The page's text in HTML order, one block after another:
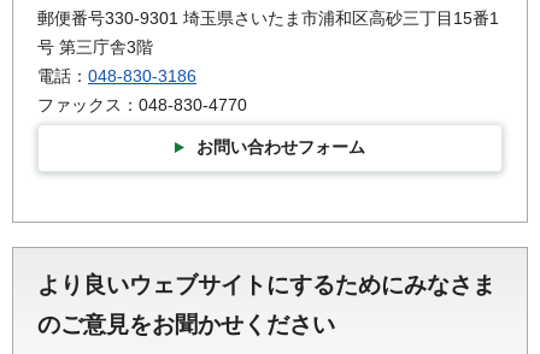
郵便番号330-9301 埼玉県さいたま市浦和区高砂三丁目15番1
号 第三庁舎3階
電話： 048-830-3186
ファックス：048-830-4770
お問い合わせフォーム
より良いウェブサイトにするためにみなさま
のご意見をお聞かせください